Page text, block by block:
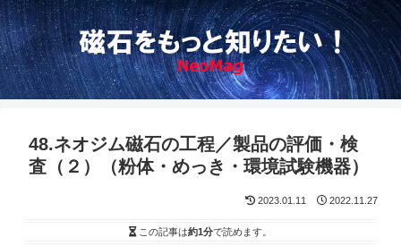
48.ネオジム磁石の工程／製品の評価・検
査（２）（粉体・めっき・環境試験機器）
2023.01.11 2022.11.27
この記事は約1分で読めます。